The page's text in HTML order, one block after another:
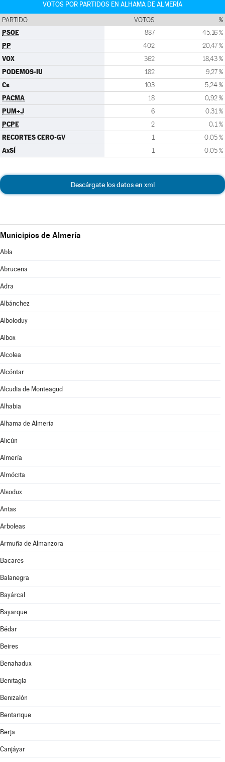
VOTOS POR PARTIDOS EN ALHAMA DE ALMERÍA
PARTIDO VOTOS %
PSOE 887 45,16 %
PP 402 20,47 %
VOX 362 18,43 %
PODEMOS-IU 182 9,27 %
Cs 103 5,24 %
PACMA 18 0,92 %
PUM+J 6 0,31 %
PCPE 2 0,1 %
RECORTES CERO-GV 1 0,05 %
AxSÍ 1 0,05 %
Descárgate los datos en xml
Municipios de Almería
Abla
Abrucena
Adra
Albánchez
Alboloduy
Albox
Alcolea
Alcóntar
Alcudia de Monteagud
Alhabia
Alhama de Almería
Alicún
Almería
Almócita
Alsodux
Antas
Arboleas
Armuña de Almanzora
Bacares
Balanegra
Bayárcal
Bayarque
Bédar
Beires
Benahadux
Benitagla
Benizalón
Bentarique
Berja
Canjáyar